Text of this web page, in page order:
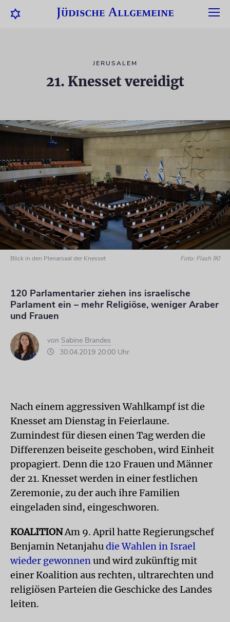
JERUSALEM
21. Knesset vereidigt
Blick in den Plenarsaal der Knesset Foto: Flash 90
120 Parlamentarier ziehen ins israelische
Parlament ein – mehr Religiöse, weniger Araber
und Frauen
von Sabine Brandes
30.04.2019 20:00 Uhr
Nach einem aggressiven Wahlkampf ist die
Knesset am Dienstag in Feierlaune.
Zumindest für diesen einen Tag werden die
Differenzen beiseite geschoben, wird Einheit
propagiert. Denn die 120 Frauen und Männer
der 21. Knesset werden in einer festlichen
Zeremonie, zu der auch ihre Familien
eingeladen sind, eingeschworen.
KOALITIONAm 9. April hatte Regierungschef
Benjamin Netanjahudie Wahlen in Israel
wieder gewonnenund wird zukünftig mit
einer Koalition aus rechten, ultrarechten und
religiösen Parteien die Geschicke des Landes
leiten.